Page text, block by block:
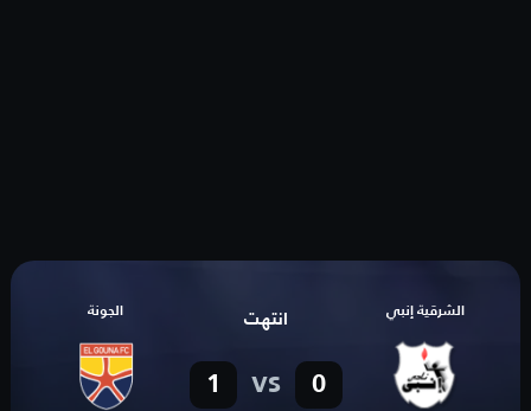
الشرقية إنبي انتهت
0
vs
1
الجونة